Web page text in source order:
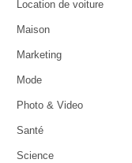
Location de voiture
Maison
Marketing
Mode
Photo & Video
Santé
Science